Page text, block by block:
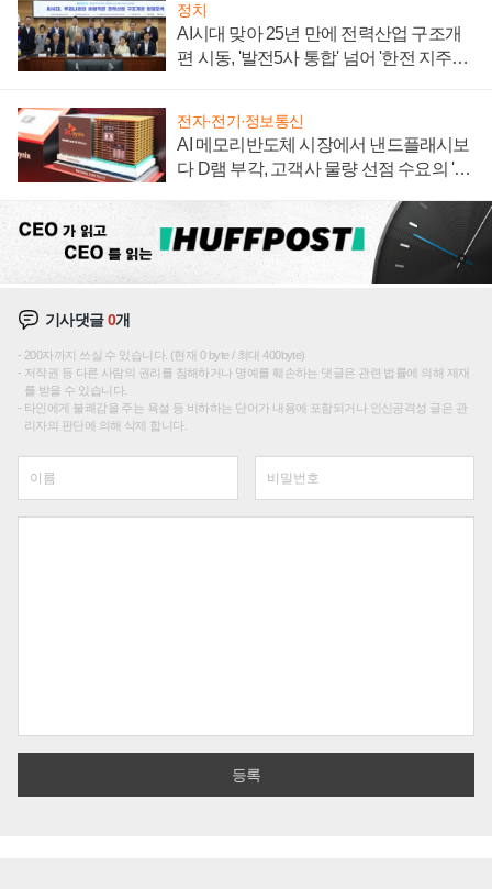
정치
AI시대 맞아 25년 만에 전력산업 구조개
편 시동, '발전5사 통합' 넘어 '한전 지주사'
전자·전기·정보통신
AI 메모리반도체 시장에서 낸드플래시보
다 D램 부각, 고객사 물량 선점 수요의 '우
기사댓글0개
200자까지 쓰실 수 있습니다. (현재 0 byte / 최대 400byte)
저작권 등 다른 사람의 권리를 침해하거나 명예를 훼손하는 댓글은 관련 법률에 의해 제재
를 받을 수 있습니다.
타인에게 불쾌감을 주는 욕설 등 비하하는 단어가 내용에 포함되거나 인신공격성 글은 관
리자의 판단에 의해 삭제 합니다.